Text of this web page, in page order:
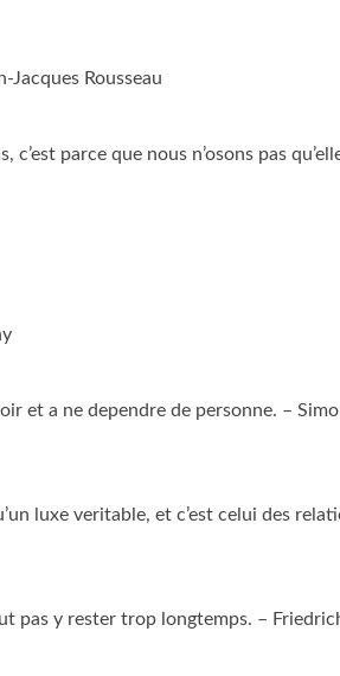
Jacques Rousseau
parce que nous n’osons pas
et a ne dependre de personne. –
luxe veritable, et c’est celui des
pas y rester trop longtemps. –